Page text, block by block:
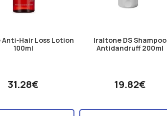
Hair Loss Lotion
100ml
31.28€
Iraltone DS Shampoo
Antidandruff 200ml
19.82€